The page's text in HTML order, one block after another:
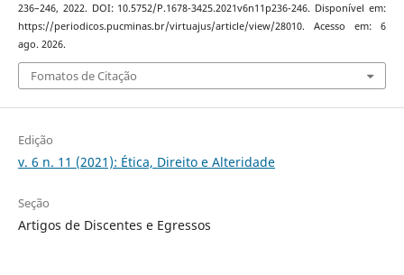
236–246, 2022. DOI: 10.5752/P.1678-3425.2021v6n11p236-246. Disponível em:
https://periodicos.pucminas.br/virtuajus/article/view/28010. Acesso em: 6
ago. 2026.
Fomatos de Citação
Edição
v. 6 n. 11 (2021): Ética, Direito e Alteridade
Seção
Artigos de Discentes e Egressos